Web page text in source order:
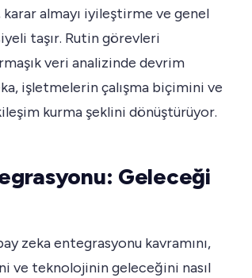
karar almayı iyileştirme ve genel
taşır. Rutin görevleri
veri analizinde devrim
işletmelerin çalışma biçimini ve
kurma şeklini dönüştürüyor.
Geleceği
zeka entegrasyonu kavramını,
ve teknolojinin geleceğini nasıl